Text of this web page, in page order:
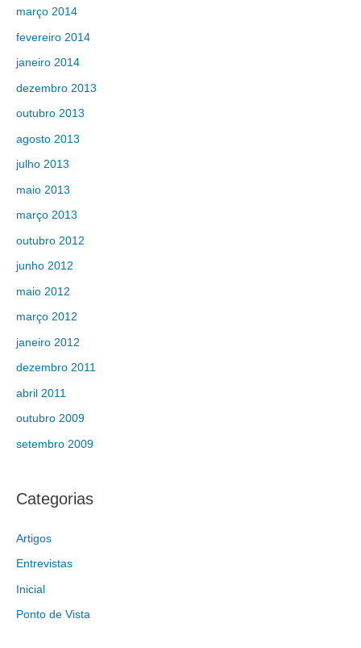
março 2014
fevereiro 2014
janeiro 2014
dezembro 2013
outubro 2013
agosto 2013
julho 2013
maio 2013
março 2013
outubro 2012
junho 2012
maio 2012
março 2012
janeiro 2012
dezembro 2011
abril 2011
outubro 2009
setembro 2009
Categorias
Artigos
Entrevistas
Inicial
Ponto de Vista